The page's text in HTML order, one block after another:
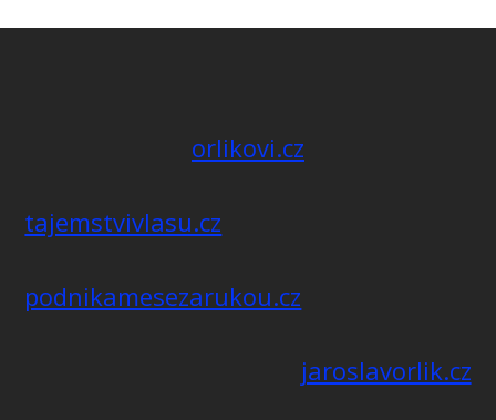
orlikovi.cz
tajemstvivlasu.cz
podnikamesezarukou.cz
jaroslavorlik.cz